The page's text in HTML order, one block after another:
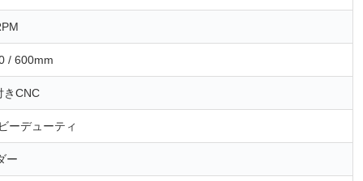
/ 600mm
きCNC
ーデューティ
ー